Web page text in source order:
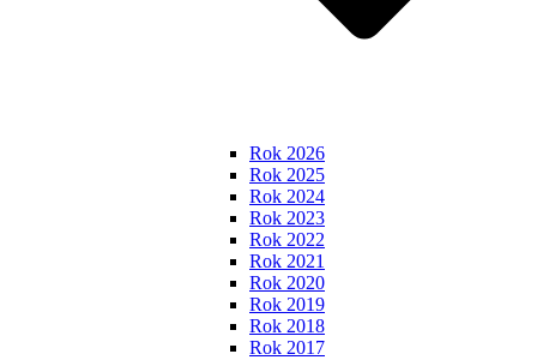
Rok 2026
Rok 2025
Rok 2024
Rok 2023
Rok 2022
Rok 2021
Rok 2020
Rok 2019
Rok 2018
Rok 2017